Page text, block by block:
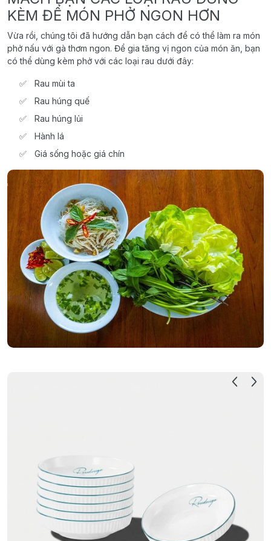
KÈM ĐỂ MÓN PHỞ NGON HƠN
Vừa rồi, chúng tôi đã hướng dẫn bạn cách để có thể làm ra món
phở nấu với gà thơm ngon. Để gia tăng vị ngon của món ăn, bạn
có thể dùng kèm phở với các loại rau dưới đây:
Rau mùi ta
Rau húng quế
Rau húng lủi
Hành lá
Giá sống hoặc giá chín